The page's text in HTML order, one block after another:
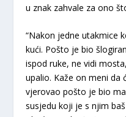
u znak zahvale za ono
“Nakon jedne utakmice
kući. Pošto je bio
ispod ruke, ne vidi
upalio. Kaže on meni da
vjerovao pošto je bio
susjedu koji je s njim